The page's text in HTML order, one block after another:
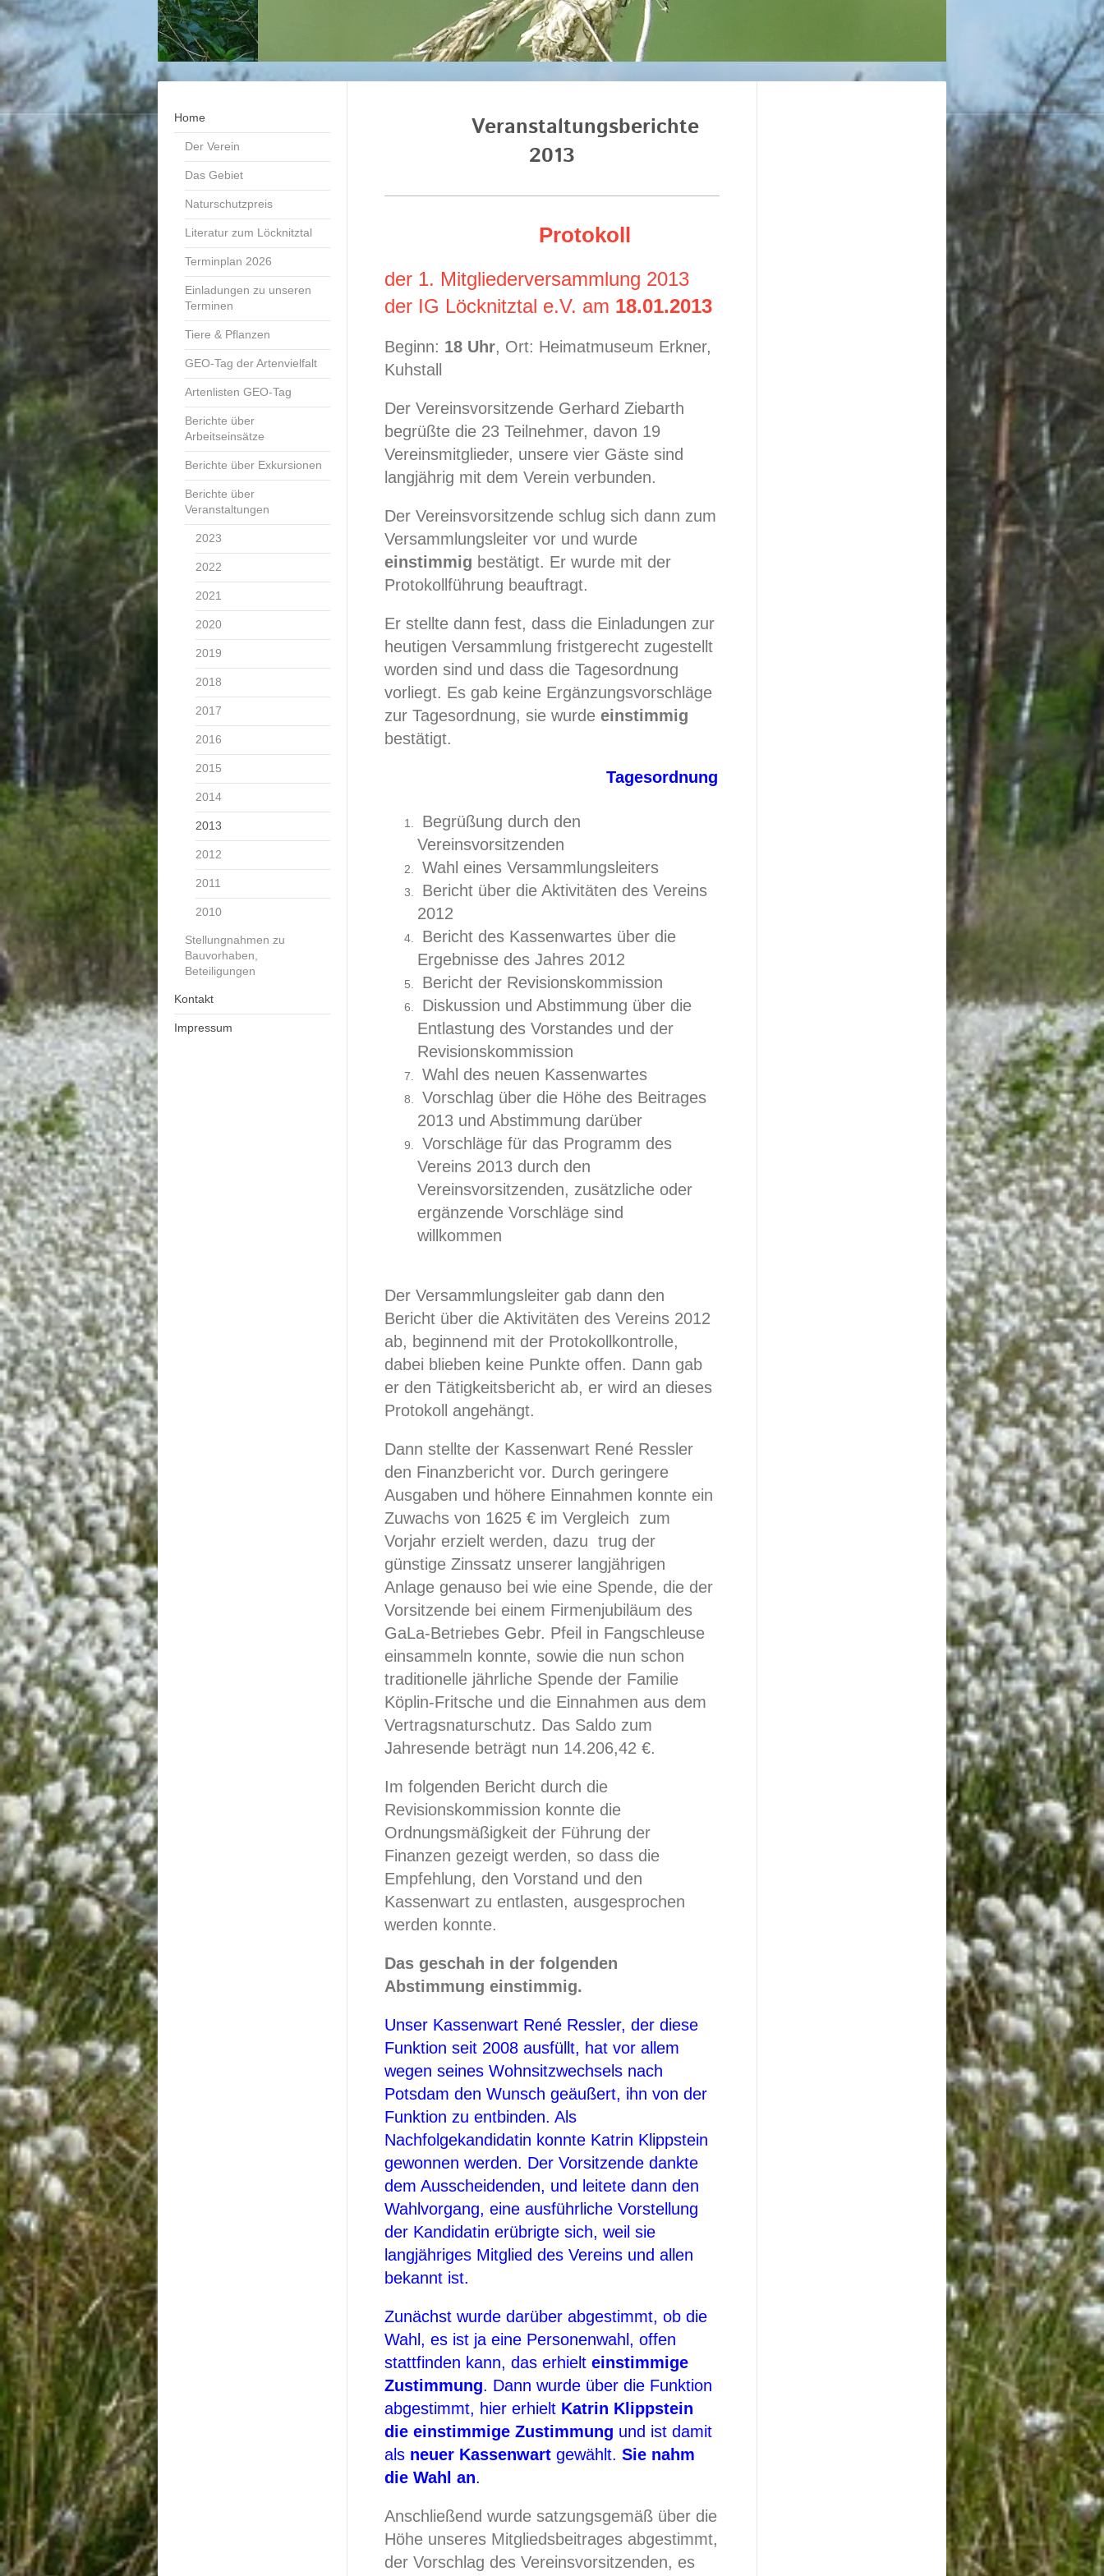
Home
Der Verein
Das Gebiet
Naturschutzpreis
Literatur zum Löcknitztal
Terminplan 2026
Einladungen zu unseren
Terminen
Tiere & Pflanzen
GEO-Tag der Artenvielfalt
Artenlisten GEO-Tag
Berichte über
Arbeitseinsätze
Berichte über Exkursionen
Berichte über
Veranstaltungen
2023
2022
2021
2020
2019
2018
2017
2016
2015
2014
2013
2012
2011
2010
Stellungnahmen zu
Bauvorhaben,
Beteiligungen
Kontakt
Impressum
Veranstaltungsberichte
2013
Protokoll
der 1. Mitgliederversammlung 2013
der IG Löcknitztal e.V. am 18.01.2013
Beginn: 18 Uhr, Ort: Heimatmuseum Erkner,
Kuhstall
Der Vereinsvorsitzende Gerhard Ziebarth
begrüßte die 23 Teilnehmer, davon 19
Vereinsmitglieder, unsere vier Gäste sind
langjährig mit dem Verein verbunden.
Der Vereinsvorsitzende schlug sich dann zum
Versammlungsleiter vor und wurde
einstimmig bestätigt. Er wurde mit der
Protokollführung beauftragt.
Er stellte dann fest, dass die Einladungen zur
heutigen Versammlung fristgerecht zugestellt
worden sind und dass die Tagesordnung
vorliegt. Es gab keine Ergänzungsvorschläge
zur Tagesordnung, sie wurdeeinstimmig
bestätigt.
Tagesordnung
Begrüßung durch den
Vereinsvorsitzenden
Wahl eines Versammlungsleiters
Bericht über die Aktivitäten des Vereins
2012
Bericht des Kassenwartes über die
Ergebnisse des Jahres 2012
Bericht der Revisionskommission
Diskussion und Abstimmung über die
Entlastung des Vorstandes und der
Revisionskommission
Wahl des neuen Kassenwartes
Vorschlag über die Höhe des Beitrages
2013 und Abstimmung darüber
Vorschläge für das Programm des
Vereins 2013 durch den
Vereinsvorsitzenden, zusätzliche oder
ergänzende Vorschläge sind
willkommen
Der Versammlungsleiter gab dann den
Bericht über die Aktivitäten des Vereins 2012
ab, beginnend mit der Protokollkontrolle,
dabei blieben keine Punkte offen. Dann gab
er den Tätigkeitsbericht ab, er wird an dieses
Protokoll angehängt.
Dann stellte der Kassenwart René Ressler
den Finanzbericht vor. Durch geringere
Ausgaben und höhere Einnahmen konnte ein
Zuwachs von 1625 € im Vergleich zum
Vorjahr erzielt werden, dazu trug der
günstige Zinssatz unserer langjährigen
Anlage genauso bei wie eine Spende, die der
Vorsitzende bei einem Firmenjubiläum des
GaLa-Betriebes Gebr. Pfeil in Fangschleuse
einsammeln konnte, sowie die nun schon
traditionelle jährliche Spende der Familie
Köplin-Fritsche und die Einnahmen aus dem
Vertragsnaturschutz. Das Saldo zum
Jahresende beträgt nun 14.206,42 €.
Im folgenden Bericht durch die
Revisionskommission konnte die
Ordnungsmäßigkeit der Führung der
Finanzen gezeigt werden, so dass die
Empfehlung, den Vorstand und den
Kassenwart zu entlasten, ausgesprochen
werden konnte.
Das geschah in der folgenden
Abstimmung einstimmig.
Unser Kassenwart René Ressler, der diese
Funktion seit 2008 ausfüllt, hat vor allem
wegen seines Wohnsitzwechsels nach
Potsdam den Wunsch geäußert, ihn von der
Funktion zu entbinden. Als
Nachfolgekandidatin konnte Katrin Klippstein
gewonnen werden. Der Vorsitzende dankte
dem Ausscheidenden, und leitete dann den
Wahlvorgang, eine ausführliche Vorstellung
der Kandidatin erübrigte sich, weil sie
langjähriges Mitglied des Vereins und allen
bekannt ist.
Zunächst wurde darüber abgestimmt, ob die
Wahl, es ist ja eine Personenwahl, offen
stattfinden kann, das erhielteinstimmige
Zustimmung. Dann wurde über die Funktion
abgestimmt, hier erhielt Katrin Klippstein
die einstimmige Zustimmung und ist damit
als neuer Kassenwart gewählt.Sie nahm
die Wahl an.
Anschließend wurde satzungsgemäß über die
Höhe unseres Mitgliedsbeitrages abgestimmt,
der Vorschlag des Vereinsvorsitzenden, es